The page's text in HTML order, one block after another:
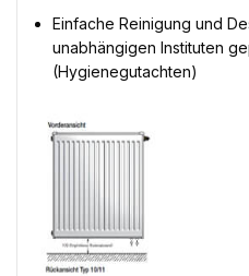
Einfache Reinigung und
unabhängigen Instituten
(Hygienegutachten)